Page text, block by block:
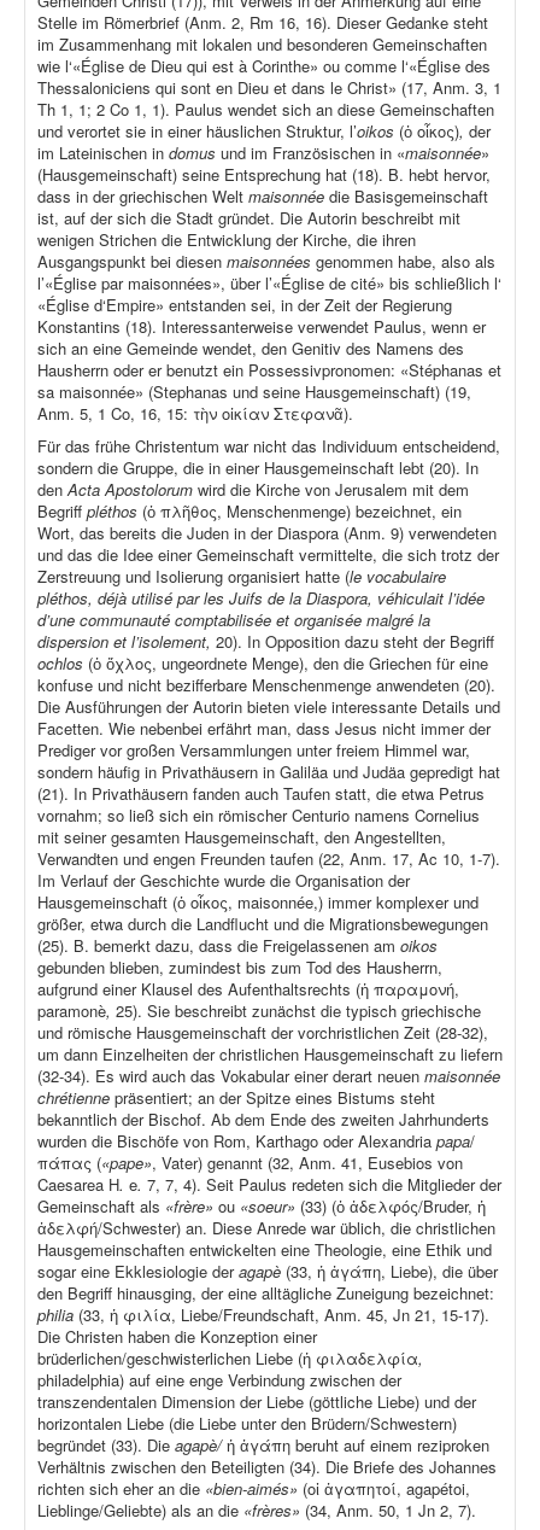
Stelle im Römerbrief (Anm. 2, Rm 16, 16). Dieser Gedanke steht
im Zusammenhang mit lokalen und besonderen Gemeinschaften
wie l‘«Église de Dieu qui est à Corinthe» ou comme l‘«Église des
Thessaloniciens qui sont en Dieu et dans le Christ» (17, Anm. 3, 1
Th 1, 1; 2 Co 1, 1). Paulus wendet sich an diese Gemeinschaften
und verortet sie in einer häuslichen Struktur, l’oikos (ὁ οἶκος), der
im Lateinischen in domus und im Französischen in «maisonnée»
(Hausgemeinschaft) seine Entsprechung hat (18). B. hebt hervor,
dass in der griechischen Welt maisonnée die Basisgemeinschaft
ist, auf der sich die Stadt gründet. Die Autorin beschreibt mit
wenigen Strichen die Entwicklung der Kirche, die ihren
Ausgangspunkt bei diesen maisonnées genommen habe, also als
l’«Église par maisonnées», über l’«Église de cité» bis schließlich l‘
«Église d‘Empire» entstanden sei, in der Zeit der Regierung
Konstantins (18). Interessanterweise verwendet Paulus, wenn er
sich an eine Gemeinde wendet, den Genitiv des Namens des
Hausherrn oder er benutzt ein Possessivpronomen: «Stéphanas et
sa maisonnée» (Stephanas und seine Hausgemeinschaft) (19,
Anm. 5, 1 Co, 16, 15: τὴν οἰκίαν Στεφανᾶ).
Für das frühe Christentum war nicht das Individuum entscheidend,
sondern die Gruppe, die in einer Hausgemeinschaft lebt (20). In
denActa Apostolorum wird die Kirche von Jerusalem mit dem
Begriff pléthos (ὁ πλῆθος, Menschenmenge) bezeichnet, ein
Wort, das bereits die Juden in der Diaspora (Anm. 9) verwendeten
und das die Idee einer Gemeinschaft vermittelte, die sich trotz der
Zerstreuung und Isolierung organisiert hatte (le vocabulaire
pléthos, déjà utilisé par les Juifs de la Diaspora, véhiculait l’idée
d’une communauté comptabilisée et organisée malgré la
dispersion et l’isolement, 20). In Opposition dazu steht der Begriff
ochlos (ὁ ὄχλος, ungeordnete Menge), den die Griechen für eine
konfuse und nicht bezifferbare Menschenmenge anwendeten (20).
Die Ausführungen der Autorin bieten viele interessante Details und
Facetten. Wie nebenbei erfährt man, dass Jesus nicht immer der
Prediger vor großen Versammlungen unter freiem Himmel war,
sondern häufig in Privathäusern in Galiläa und Judäa gepredigt hat
(21). In Privathäusern fanden auch Taufen statt, die etwa Petrus
vornahm; so ließ sich ein römischer Centurio namens Cornelius
mit seiner gesamten Hausgemeinschaft, den Angestellten,
Verwandten und engen Freunden taufen (22, Anm. 17, Ac 10, 1-7).
Im Verlauf der Geschichte wurde die Organisation der
Hausgemeinschaft (ὁ οἶκος, maisonnée,) immer komplexer und
größer, etwa durch die Landflucht und die Migrationsbewegungen
(25). B. bemerkt dazu, dass die Freigelassenen am oikos
gebunden blieben, zumindest bis zum Tod des Hausherrn,
aufgrund einer Klausel des Aufenthaltsrechts (ἡ παραμονή,
paramonè, 25). Sie beschreibt zunächst die typisch griechische
und römische Hausgemeinschaft der vorchristlichen Zeit (28-32),
um dann Einzelheiten der christlichen Hausgemeinschaft zu liefern
(32-34). Es wird auch das Vokabular einer derart neuen maisonnée
chrétienne präsentiert; an der Spitze eines Bistums steht
bekanntlich der Bischof. Ab dem Ende des zweiten Jahrhunderts
wurden die Bischöfe von Rom, Karthago oder Alexandria papa/
πάπας («pape», Vater) genannt (32, Anm. 41, Eusebios von
Caesarea H. e. 7, 7, 4). Seit Paulus redeten sich die Mitglieder der
Gemeinschaft als «frère» ou «soeur» (33) (ὁ ἀδελφός/Bruder, ἡ
ἀδελφή/Schwester) an. Diese Anrede war üblich, die christlichen
Hausgemeinschaften entwickelten eine Theologie, eine Ethik und
sogar eine Ekklesiologie deragapè (33, ἡ ἀγάπη, Liebe), die über
den Begriff hinausging, der eine alltägliche Zuneigung bezeichnet:
philia (33, ἡ φιλία, Liebe/Freundschaft, Anm. 45, Jn 21, 15-17).
Die Christen haben die Konzeption einer
brüderlichen/geschwisterlichen Liebe (ἡ φιλαδελφία,
philadelphia) auf eine enge Verbindung zwischen der
transzendentalen Dimension der Liebe (göttliche Liebe) und der
horizontalen Liebe (die Liebe unter den Brüdern/Schwestern)
begründet (33). Die agapè/ἡ ἀγάπη beruht auf einem reziproken
Verhältnis zwischen den Beteiligten (34). Die Briefe des Johannes
richten sich eher an die «bien-aimés» (οἱ ἀγαπητοί, agapétoi,
Lieblinge/Geliebte) als an die «frères» (34, Anm. 50, 1 Jn 2, 7).